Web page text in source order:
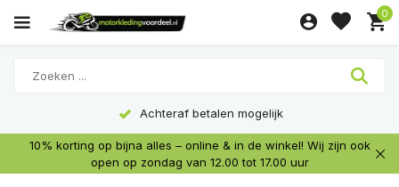
0
Achteraf betalen mogelijk
10% korting op bijna alles – online & in de winkel! Wij zijn ook
open op zondag van 12.00 tot 17.00 uur